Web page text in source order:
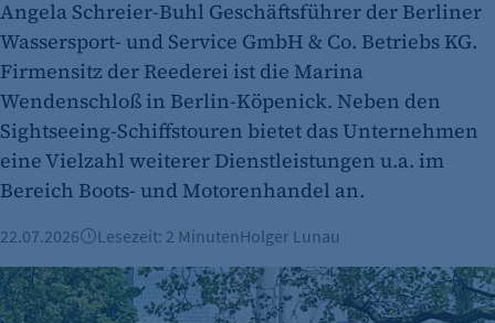
Name:
fe_typo_user
Anbieter:
CMS TYPO3
Zweck:
Session-Cookie für die Verwaltung von
oder Formularen). Wird auch bei Caching zur
Identifizierung verwendet.
Cookie Laufzeit:
Angela Schreier-Buhl Geschäftsführer der Berliner
Wassersport- und Service GmbH & Co. Betriebs KG.
Firmensitz der Reederei ist die Marina
Wendenschloß in Berlin-Köpenick. Neben den
Sightseeing-Schiffstouren bietet das Unternehmen
eine Vielzahl weiterer Dienstleistungen u.a. im
Bereich Boots- und Motorenhandel an.
22.07.2026 Lesezeit: 2 MinutenHolger Lunau
E-Scooter-Unfallzahlen haben sich verdreifacht